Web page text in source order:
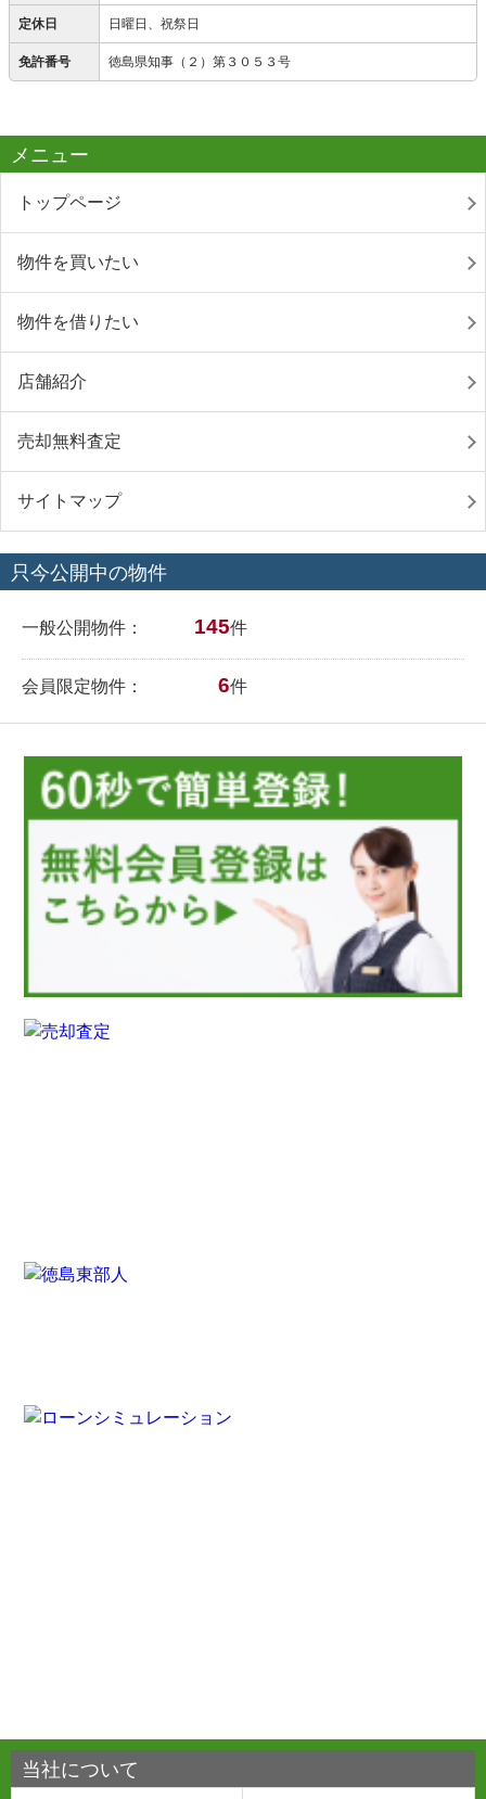
定休日 日曜日、祝祭日
免許番号 徳島県知事（２）第３０５３号
メニュー
トップページ
物件を買いたい
物件を借りたい
店舗紹介
売却無料査定
サイトマップ
只今公開中の物件
一般公開物件： 145件
会員限定物件： 6件
当社について